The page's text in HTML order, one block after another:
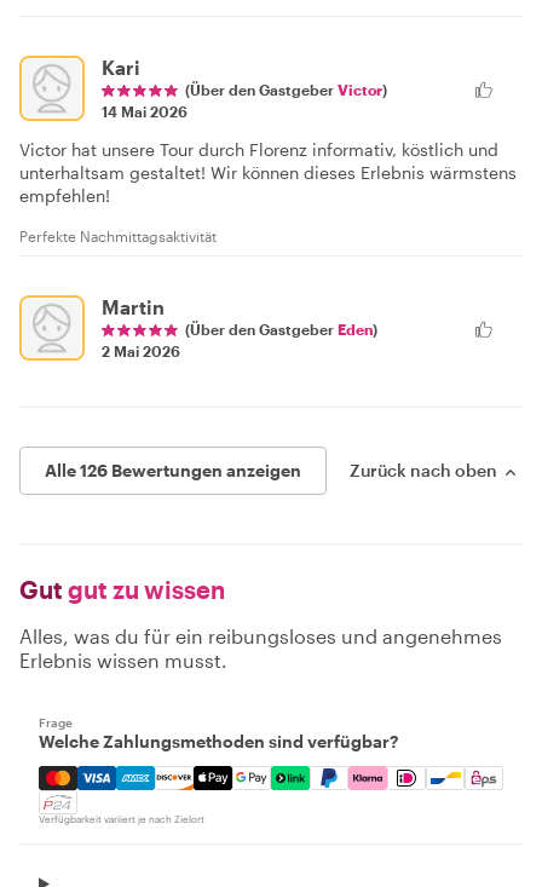
Kari
(Über den Gastgeber Victor)
14 Mai 2026
Victor hat unsere Tour durch Florenz informativ, köstlich und
unterhaltsam gestaltet! Wir können dieses Erlebnis wärmstens
empfehlen!
Perfekte Nachmittagsaktivität
Martin
(Über den Gastgeber Eden)
2 Mai 2026
Alle 126 Bewertungen anzeigen Zurück nach oben
Gut gut zu wissen
Alles, was du für ein reibungsloses und angenehmes
Erlebnis wissen musst.
Frage
Welche Zahlungsmethoden sind verfügbar?
Mastercard, Visa, Amex, Discover, Apple Pay, Google
Verfügbarkeit variiert je nach Zielort